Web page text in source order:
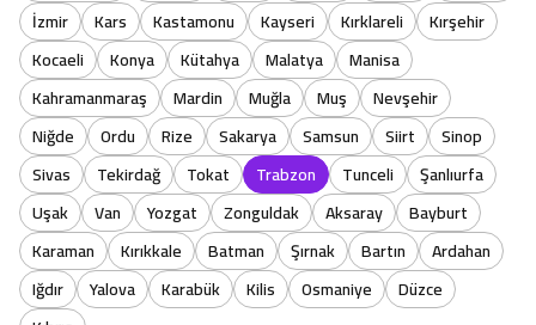
İzmir
Kars Kastamonu Kayseri Kırklareli
Kırşehir
Kocaeli
Konya Kütahya Malatya
Manisa
Kahramanmaraş
Mardin Muğla Muş
Nevşehir
Niğde
Ordu Rize Sakarya Samsun Siirt
Sinop
Sivas
Tekirdağ Tokat Trabzon Tunceli
Şanlıurfa
Uşak
Van Yozgat Zonguldak Aksaray
Bayburt
Karaman
Kırıkkale Batman Şırnak Bartın
Ardahan
Iğdır
Yalova Karabük Kilis Osmaniye
Düzce